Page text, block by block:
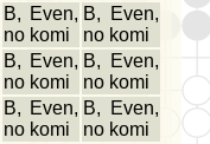
B, Even,
no komi
B, Even,
no komi
B, Even,
no komi
B, Even,
no komi
B, Even,
no komi
B, Even,
no komi